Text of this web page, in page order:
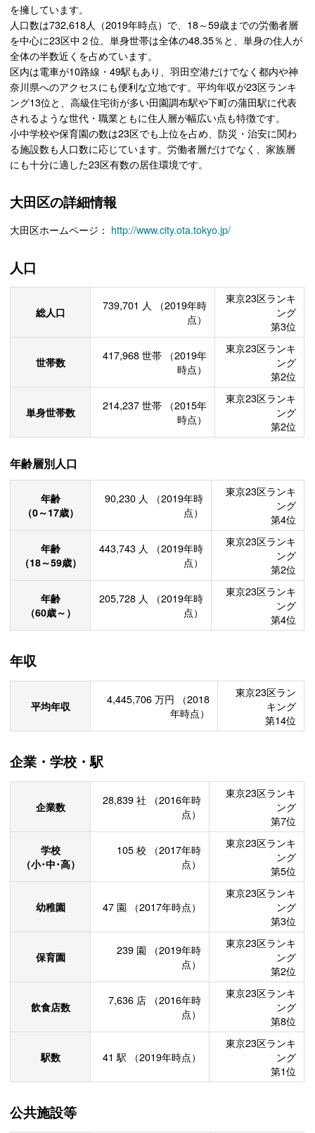
を擁しています。
人口数は732,618人（2019年時点）で、18～59歳までの労働者層
を中心に23区中２位。単身世帯は全体の48.35％と、単身の住人が
全体の半数近くを占めています。
区内は電車が10路線・49駅もあり、羽田空港だけでなく都内や神
奈川県へのアクセスにも便利な立地です。平均年収が23区ランキ
ング13位と、高級住宅街が多い田園調布駅や下町の蒲田駅に代表
されるような世代・職業ともに住人層が幅広い点も特徴です。
小中学校や保育園の数は23区でも上位を占め、防災・治安に関わ
る施設数も人口数に応じています。労働者層だけでなく、家族層
にも十分に適した23区有数の居住環境です。
大田区の詳細情報
大田区ホームページ： http://www.city.ota.tokyo.jp/
人口
総人口 739,701 人
（2019年時
点）
東京23区ランキ
ング
第3位
世帯数 417,968 世帯
（2019年
時点）
東京23区ランキ
ング
第2位
単身世帯数 214,237 世帯
（2015年
時点）
東京23区ランキ
ング
第2位
年齢層別人口
年齢
（0～17歳）
90,230 人
（2019年時
点）
東京23区ランキ
ング
第4位
年齢
（18～59歳）
443,743 人
（2019年時
点）
東京23区ランキ
ング
第2位
年齢
（60歳～）
205,728 人
（2019年時
点）
東京23区ランキ
ング
第4位
年収
平均年収 4,445,706 万円
（2018
年時点）
東京23区ラン
キング
第14位
企業・学校・駅
企業数 28,839 社
（2016年時
点）
東京23区ランキ
ング
第7位
学校
（小･中･高）
105 校
（2017年時
点）
東京23区ランキ
ング
第5位
幼稚園 47 園 （2017年時点）
東京23区ランキ
ング
第3位
保育園 239 園
（2019年時
点）
東京23区ランキ
ング
第2位
飲食店数 7,636 店
（2016年時
点）
東京23区ランキ
ング
第8位
駅数 41 駅 （2019年時点）
東京23区ランキ
ング
第1位
公共施設等